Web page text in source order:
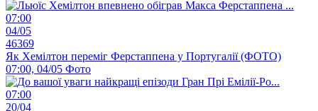
07:00
04/05
46369
Як Хемілтон переміг Ферстаппена у Португалії (ФОТО)
07:00, 04/05 Фото
07:00
20/04